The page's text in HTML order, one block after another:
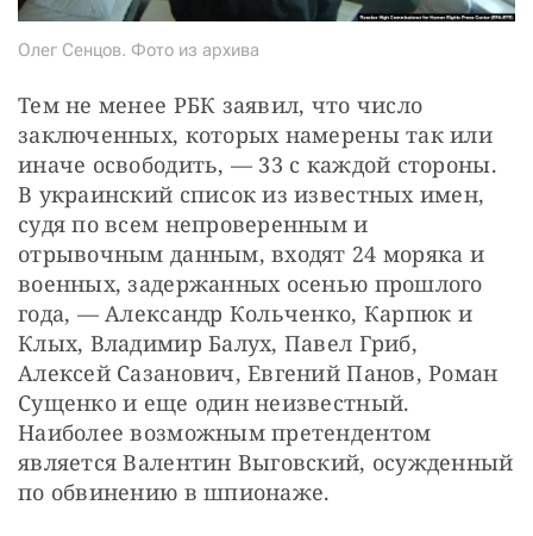
Олег Сенцов. Фото из архива
Тем не менее РБК заявил, что число
заключенных, которых намерены так или
иначе освободить, — 33 с каждой стороны.
В украинский список из известных имен,
судя по всем непроверенным и
отрывочным данным, входят 24 моряка и
военных, задержанных осенью прошлого
года, — Александр Кольченко, Карпюк и
Клых, Владимир Балух, Павел Гриб,
Алексей Сазанович, Евгений Панов, Роман
Сущенко и еще один неизвестный.
Наиболее возможным претендентом
является Валентин Выговский, осужденный
по обвинению в шпионаже.